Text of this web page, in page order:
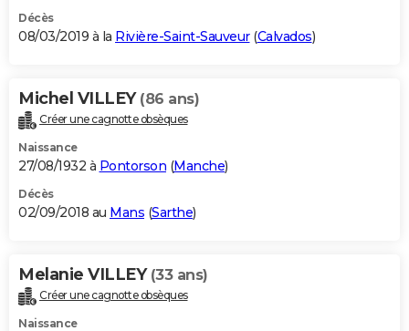
Décès
08/03/2019 à la Rivière-Saint-Sauveur(Calvados)
Michel VILLEY (86 ans)
Créer une cagnotte obsèques
Naissance
27/08/1932 à Pontorson (Manche)
Décès
02/09/2018 au Mans (Sarthe)
Melanie VILLEY (33 ans)
Créer une cagnotte obsèques
Naissance